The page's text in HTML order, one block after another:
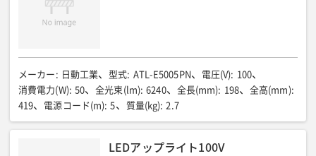
メーカー : 日動工業 型式: ATL-E5005PN 電圧(V): 100
消費電力(W): 50 全光束(lm): 6240 全長(mm): 198 全高(mm):
419
電源コード(m): 5 質量(kg): 2.7
LEDアップライト100V